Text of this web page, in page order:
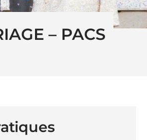
– PACS